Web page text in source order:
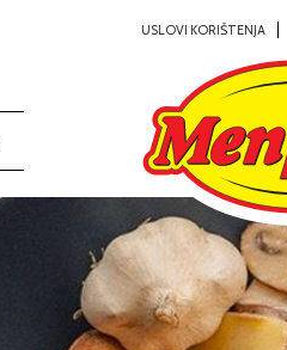
USLOVI KORIŠTENJA